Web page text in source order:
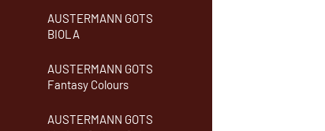
AUSTERMANN GOTS
BIOLA
AUSTERMANN GOTS
Fantasy Colours
AUSTERMANN GOTS